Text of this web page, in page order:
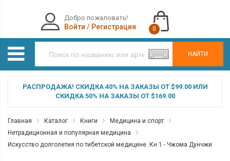
НАЙТИ
Добро пожаловать!
Войти / Регистрация 0
РАСПРОДАЖА! СКИДКА 40% НА ЗАКАЗЫ ОТ $99.00 ИЛИ
СКИДКА 50% НА ЗАКАЗЫ ОТ $169.00
Главная Каталог Книги
Медицина и спорт
Нетрадиционная и популярная медицина
Искусство долголетия по тибетской медицине. Кн 1 - Чжома Дунчжи